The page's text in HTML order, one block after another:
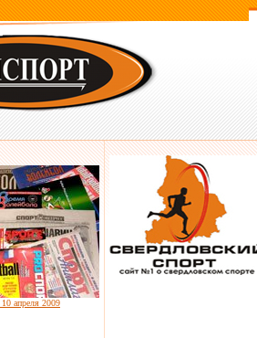
10 апреля 2009